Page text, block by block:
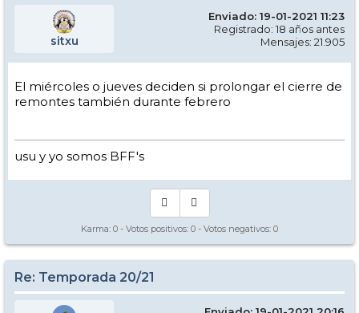
sitxu
Enviado: 19-01-2021 11:23
Registrado: 18 años antes
Mensajes: 21.905
El miércoles o jueves deciden si prolongar el cierre de
remontes también durante febrero
usu y yo somos BFF's
Karma: 0 - Votos positivos: 0 - Votos negativos: 0
Re: Temporada 20/21